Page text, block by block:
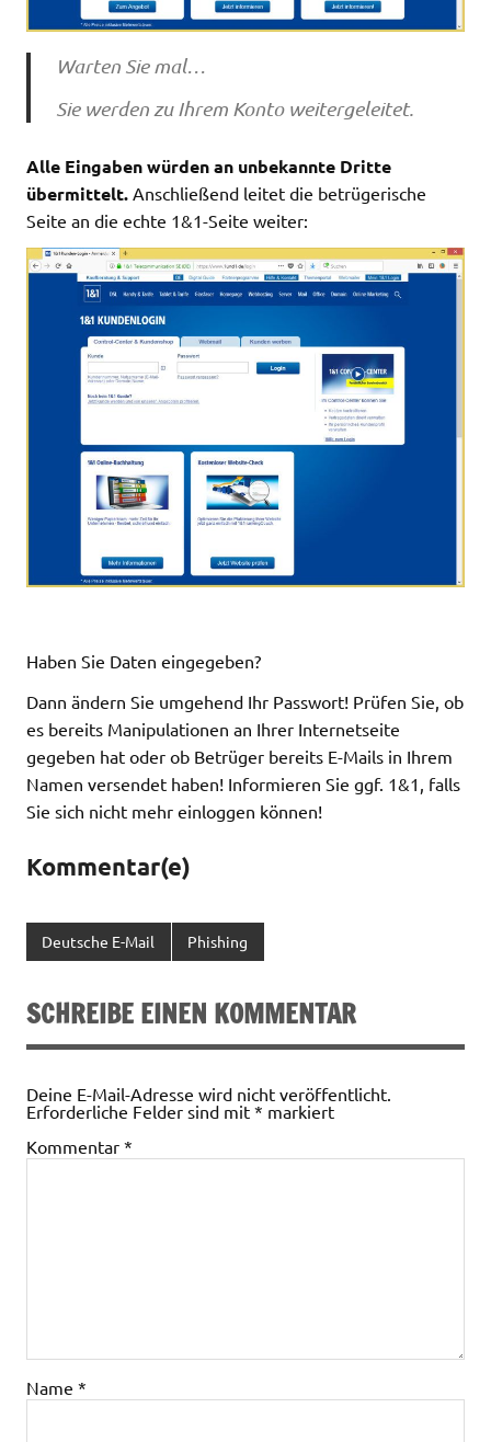
Warten Sie mal…
Sie werden zu Ihrem Konto weitergeleitet.
Alle Eingaben würden an unbekannte Dritte
übermittelt. Anschließend leitet die betrügerische
Seite an die echte 1&1-Seite weiter:
Haben Sie Daten eingegeben?
Dann ändern Sie umgehend Ihr Passwort! Prüfen Sie, ob
es bereits Manipulationen an Ihrer Internetseite
gegeben hat oder ob Betrüger bereits E-Mails in Ihrem
Namen versendet haben! Informieren Sie ggf. 1&1, falls
Sie sich nicht mehr einloggen können!
Kommentar(e)
Deutsche E-Mail Phishing
SCHREIBE EINEN KOMMENTAR
Deine E-Mail-Adresse wird nicht veröffentlicht.
Erforderliche Felder sind mit * markiert
Kommentar *
Name *